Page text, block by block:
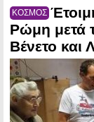
ΚΟΣΜΟΣ
Ρώμη μετά
Βένετο και